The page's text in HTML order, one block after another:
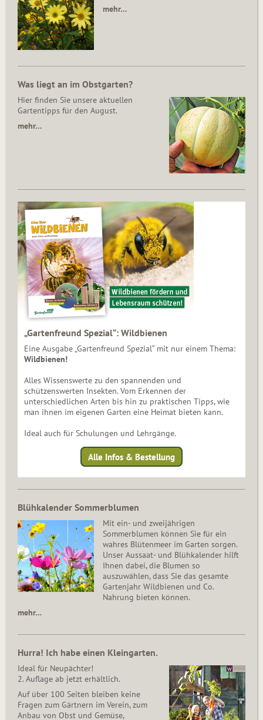
mehr…
Was liegt an im Obstgarten?
Hier finden Sie unsere aktuellen
Gartentipps für den August.
mehr…
„Gartenfreund Spezial“: Wildbienen
Eine Ausgabe „Gartenfreund Spezial“ mit nur einem Thema:
Wildbienen!
Alles Wissenswerte zu den spannenden und
schützenswerten Insekten. Vom Erkennen der
unterschiedlichen Arten bis hin zu praktischen Tipps, wie
man ihnen im eigenen Garten eine Heimat bieten kann.
Ideal auch für Schulungen und Lehrgänge.
Alle Infos & Bestellung
Blühkalender Sommerblumen
Mit ein- und zweijährigen
Sommerblumen können Sie für ein
wahres Blütenmeer im Garten sorgen.
Unser Aussaat- und Blühkalender hilft
Ihnen dabei, die Blumen so
auszuwählen, dass Sie das gesamte
Gartenjahr Wildbienen und Co.
Nahrung bieten können.
mehr…
Hurra! Ich habe einen Kleingarten.
Ideal für Neupächter!
2. Auflage ab jetzt erhältlich.
Auf über 100 Seiten bleiben keine
Fragen zum Gärtnern im Verein, zum
Anbau von Obst und Gemüse,